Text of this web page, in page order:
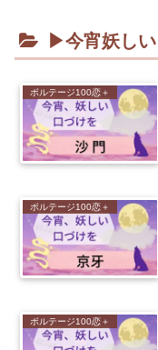
▶︎今宵妖し
ボルテージ100恋＋
ボルテージ100恋＋
ボルテージ100恋＋